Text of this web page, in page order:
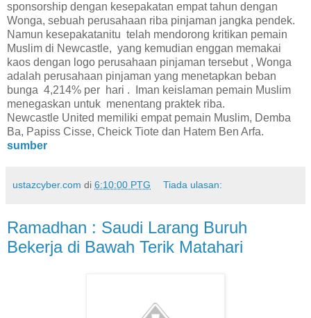
sponsorship dengan kesepakatan empat tahun dengan
Wonga, sebuah perusahaan riba pinjaman jangka pendek.
Namun kesepakatanitu telah mendorong kritikan pemain
Muslim di Newcastle, yang kemudian enggan memakai
kaos dengan logo perusahaan pinjaman tersebut , Wonga
adalah perusahaan pinjaman yang menetapkan beban
bunga 4,214% per hari . Iman keislaman pemain Muslim
menegaskan untuk menentang praktek riba.
Newcastle United memiliki empat pemain Muslim, Demba
Ba, Papiss Cisse, Cheick Tiote dan Hatem Ben Arfa.
sumber
ustazcyber.com di 6:10:00 PTG Tiada ulasan:
Ramadhan : Saudi Larang Buruh
Bekerja di Bawah Terik Matahari